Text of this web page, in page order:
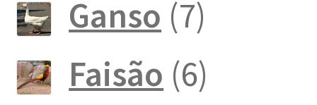
Ganso 77
Faisão 66